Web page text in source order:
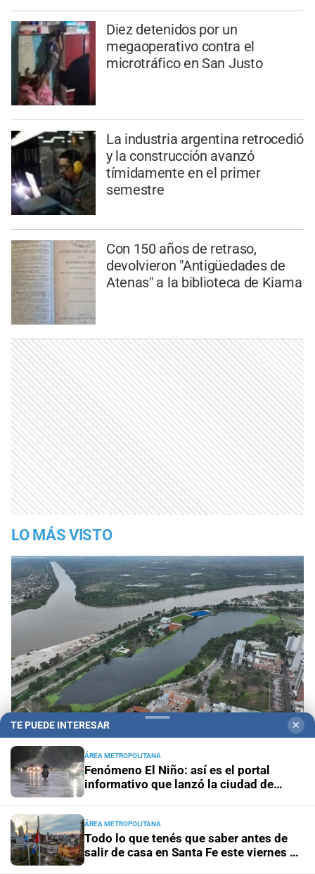
Diez detenidos por un
megaoperativo contra el
microtráfico en San Justo
La industria argentina retrocedió
y la construcción avanzó
tímidamente en el primer
semestre
Con 150 años de retraso,
devolvieron "Antigüedades de
Atenas" a la biblioteca de Kiama
LO MÁS VISTO
1
Hallaron sin vida al kitesurfista que era buscado desde
el jueves en la Laguna Setúbal
2
En vivo: así cotiza el dólar hoy, viernes 7 de agosto, en
Argentina
TE PUEDE INTERESAR ✕
ÁREA METROPOLITANA
Fenómeno El Niño: así es el portal
informativo que lanzó la ciudad de
ÁREA METROPOLITANA
Todo lo que tenés que saber antes de
salir de casa en Santa Fe este viernes 7